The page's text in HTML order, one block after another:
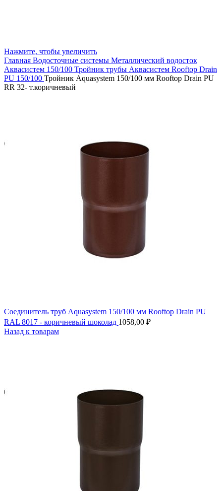
Нажмите, чтобы увеличить
Главная Водосточные системы Металлический водосток
Аквасистем 150/100 Тройник трубы Аквасистем Rooftop Drain
PU 150/100 Тройник Aquasystem 150/100 мм Rooftop Drain PU
RR 32- т.коричневый
Соединитель труб Aquasystem 150/100 мм Rooftop Drain PU
RAL 8017 - коричневый шоколад 1058,00 ₽
Назад к товарам